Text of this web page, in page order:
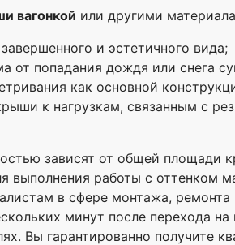
вагонкой или другими
и эстетичного вида;
от попадания дождя или снега
как основной
к нагрузкам, связанным с
зависят от общей площади
выполнения работы с оттенком
в сфере монтажа,
минут после перехода
Вы гарантированно получите